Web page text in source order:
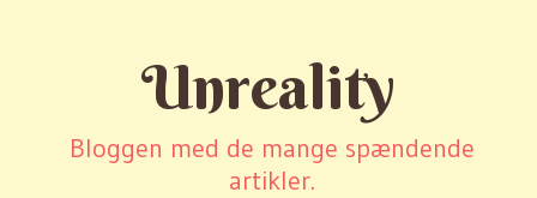
Unreality
Bloggen med de mange spændende
artikler.